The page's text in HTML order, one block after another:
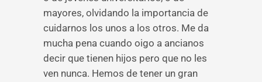
mayores, olvidando la importancia de
cuidarnos los unos a los otros. Me da
mucha pena cuando oigo a ancianos
decir que tienen hijos pero que no les
ven nunca. Hemos de tener un gran